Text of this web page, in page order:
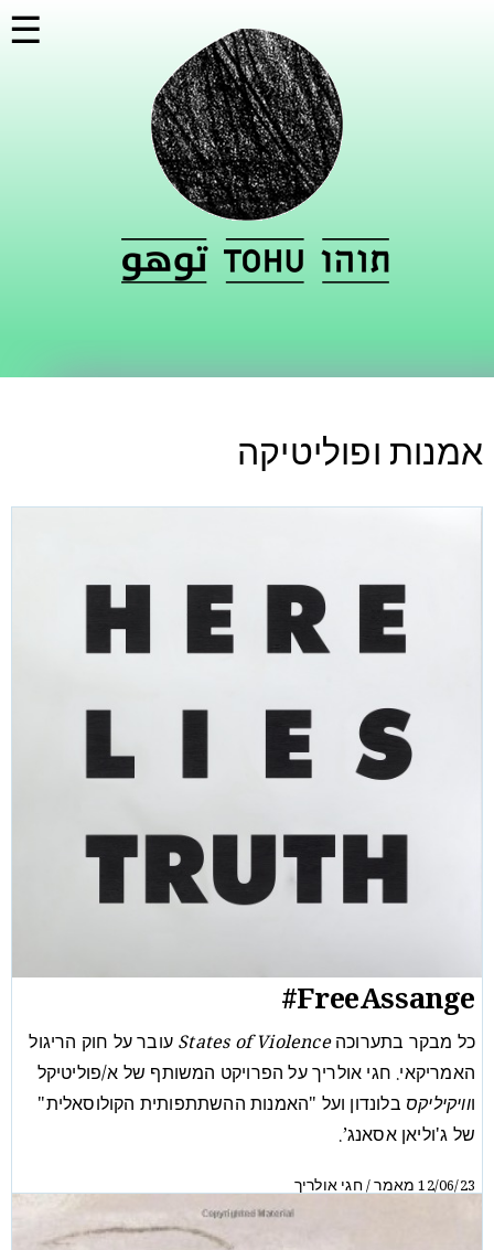
☰
אמנות ופוליטיקה
FreeAssange#
כל מבקר בתערוכהStates of Violenceעובר על חוק הריגול
האמריקאי. חגי אולריך על הפרויקט המשותף של א/פוליטיקל
ווויקיליקס בלונדון ועל "האמנות ההשתתפותית הקולוסאלית"
של ג'וליאן אסאנג’.
12/06/23מאמר/חגי אולריך